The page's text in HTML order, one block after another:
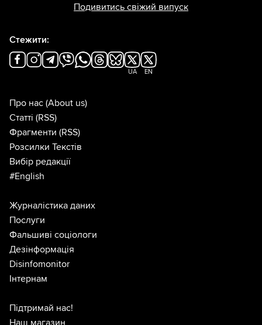
Подивитись свіжий випуск
Стежити:
UA EN
Про нас (About us)
Статті (RSS)
Фрагменти (RSS)
Розсилки Текстів
Вибір редакції
#English
Журналістика даних
Послуги
Фальшиві соціологи
Дезінформація
Disinfomonitor
Інтернам
Підтримай нас!
Наш магазин